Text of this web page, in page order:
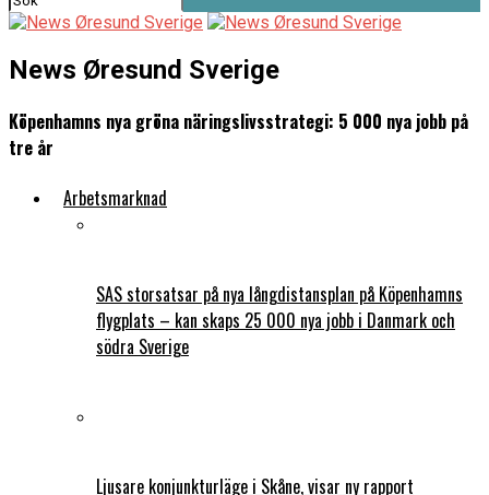
News Øresund Sverige
Köpenhamns nya gröna näringslivsstrategi: 5 000 nya jobb på
tre år
Arbetsmarknad
SAS storsatsar på nya långdistansplan på Köpenhamns
flygplats – kan skaps 25 000 nya jobb i Danmark och
södra Sverige
Ljusare konjunkturläge i Skåne, visar ny rapport